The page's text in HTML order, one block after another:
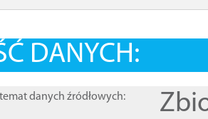
DANYCH:
danych źródłowych: